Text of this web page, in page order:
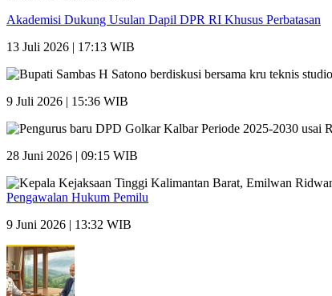
Akademisi Dukung Usulan Dapil DPR RI Khusus Perbatasan
13 Juli 2026 | 17:13 WIB
9 Juli 2026 | 15:36 WIB
28 Juni 2026 | 09:15 WIB
Pengawalan Hukum Pemilu
9 Juni 2026 | 13:32 WIB